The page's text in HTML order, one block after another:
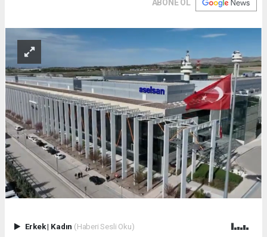
ABONE OL
Erkek| Kadın (Haberi Sesli Oku)